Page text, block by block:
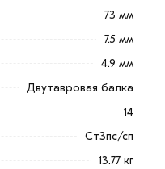
внутренних граней
стане.
73 мм
7.5 мм
4.9 мм
Двутавровая балка
14
Ст3пс/сп
13.77 кг